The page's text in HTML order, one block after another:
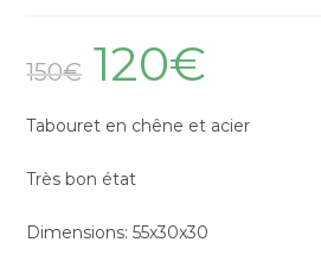
150€ 120€
Tabouret en chêne et acier
Très bon état
Dimensions: 55x30x30